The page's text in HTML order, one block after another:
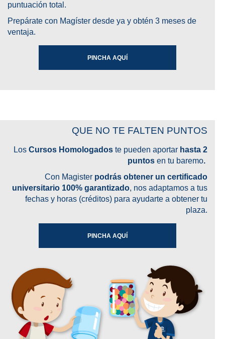
puntuación total.
Prepárate con Magíster desde ya y obtén 3 meses de
ventaja.
PINCHA AQUÍ
QUE NO TE FALTEN PUNTOS
Los Cursos Homologados te pueden aportar hasta 2
puntos en tu baremo.
Con Magister podrás obtener un certificado
universitario 100% garantizado, nos adaptamos a tus
fechas y horas (créditos) para ayudarte a obtener tu
plaza.
PINCHA AQUÍ